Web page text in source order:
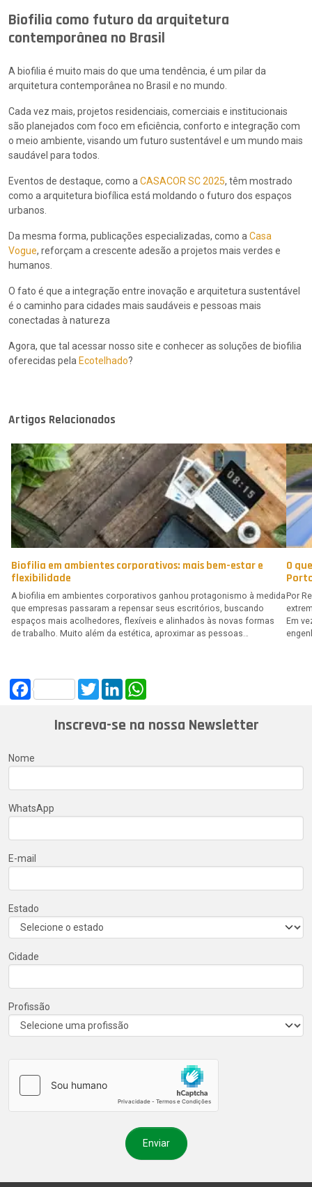
Biofilia como futuro da arquitetura
contemporânea no Brasil
A biofilia é muito mais do que uma tendência, é um pilar da
arquitetura contemporânea no Brasil e no mundo.
Cada vez mais, projetos residenciais, comerciais e institucionais
são planejados com foco em eficiência, conforto e integração com
o meio ambiente, visando um futuro sustentável e um mundo mais
saudável para todos.
Eventos de destaque, como aCASACOR SC 2025, têm mostrado
como a arquitetura biofílica está moldando o futuro dos espaços
urbanos.
Da mesma forma, publicações especializadas, como aCasa
Vogue, reforçam a crescente adesão a projetos mais verdes e
humanos.
O fato é que a integração entre inovação e arquitetura sustentável
é o caminho para cidades mais saudáveis e pessoas mais
conectadas à natureza
Agora, que tal acessar nosso site e conhecer as soluções de biofilia
oferecidas pela Ecotelhado?
Artigos Relacionados
Biofilia em ambientes corporativos: mais bem-estar e
flexibilidade
A biofilia em ambientes corporativos ganhou protagonismo à medida
que empresas passaram a repensar seus escritórios, buscando
espaços mais acolhedores, flexíveis e alinhados às novas formas
de trabalho. Muito além da estética, aproximar as pessoas…
O
Por
Em
Facebook TwitterLinkedIn
Inscreva-se na nossa Newsletter
Nome
WhatsApp
E-mail
Estado
Cidade
Profissão